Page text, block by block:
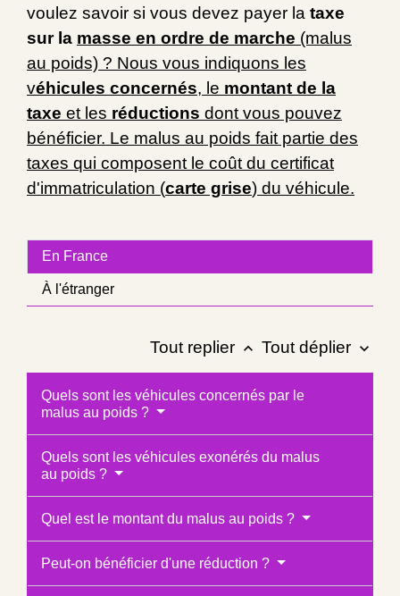
voulez savoir si vous devez payer la taxe
sur la masse en ordre de marche (malus
au poids) ? Nous vous indiquons les
véhicules concernés, le montant de la
taxe et les réductions dont vous pouvez
bénéficier. Le malus au poids fait partie des
taxes qui composent le coût du certificat
d'immatriculation (carte grise) du véhicule.
En France
À l'étranger
Tout replier keyboard_arrow_up Tout déplier keyboard_arrow_down
Quels sont les véhicules concernés par le
malus au poids ?
Quels sont les véhicules exonérés du malus
au poids ?
Quel est le montant du malus au poids ?
Peut-on bénéficier d'une réduction ?